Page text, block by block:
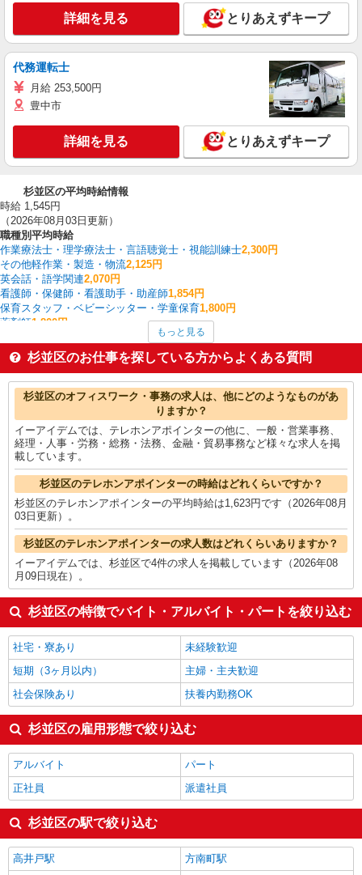
詳細を見る とりあえずキープ
代務運転士
月給 253,500円
豊中市
詳細を見る とりあえずキープ
杉並区の平均時給情報
時給 1,545円
（2026年08月03日更新）
職種別平均時給
作業療法士・理学療法士・言語聴覚士・視能訓練士2,300円
その他軽作業・製造・物流2,125円
英会話・語学関連2,070円
看護師・保健師・看護助手・助産師1,854円
保育スタッフ・ベビーシッター・学童保育1,800円
薬剤師1,800円
家電・携帯販売1,679円
金融・貿易事務 1,673円
家事代行1,660円
杉並区の他の職種の平均時給を見る
もっと見る
杉並区のお仕事を探している方からよくある質問
杉並区のオフィスワーク・事務の求人は、他にどのようなものがあ
りますか？
イーアイデムでは、テレホンアポインターの他に、一般・営業事務、
経理・人事・労務・総務・法務、金融・貿易事務など様々な求人を掲
載しています。
杉並区のテレホンアポインターの時給はどれくらいですか？
杉並区のテレホンアポインターの平均時給は1,623円です（2026年08月
03日更新）。
杉並区のテレホンアポインターの求人数はどれくらいありますか？
イーアイデムでは、杉並区で4件の求人を掲載しています（2026年08
月09日現在）。
杉並区の特徴でバイト・アルバイト・パートを絞り込む
社宅・寮あり
未経験歓迎
短期（3ヶ月以内）
主婦・主夫歓迎
社会保険あり
扶養内勤務OK
杉並区の雇用形態で絞り込む
アルバイト
パート
正社員
派遣社員
杉並区の駅で絞り込む
高井戸駅
方南町駅